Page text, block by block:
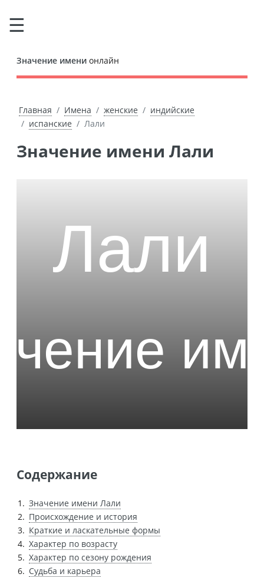
Значение имени онлайн
Главная Имена женские
индийские
испанские
Лали
Значение имени Лали
Содержание
Значение имени Лали
Происхождение и история
Краткие и ласкательные формы
Характер по возрасту
Характер по сезону рождения
Судьба и карьера